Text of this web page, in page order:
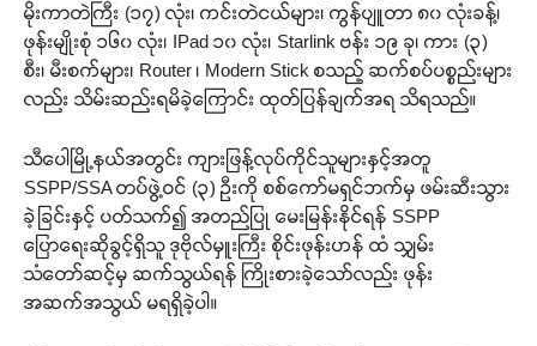
မိုးကာတဲကြီး (၁၇) လုံး၊ ကင်းတဲငယ်များ၊ ကွန်ပျူတာ ၈၀ လုံးခန့်၊
ဖုန်းမျိုးစုံ ၁၆၀ လုံး၊ IPad ၁၀ လုံး၊ Starlink ဗန်း ၁၉ ခု၊ ကား (၃)
စီး၊ မီးစက်များ၊ Router ၊ Modern Stick စသည့် ဆက်စပ်ပစ္စည်းများ
လည်း သိမ်းဆည်းရမိခဲ့ကြောင်း ထုတ်ပြန်ချက်အရ သိရသည်။
သီပေါမြို့နယ်အတွင်း ကျားဖြန့်လုပ်ကိုင်သူများနှင့်အတူ
SSPP/SSA တပ်ဖွဲ့ဝင် (၃) ဦးကို စစ်ကော်မရှင်ဘက်မှ ဖမ်းဆီးသွား
ခဲ့ခြင်းနှင့် ပတ်သက်၍ အတည်ပြု မေးမြန်းနိုင်ရန် SSPP
ပြောရေးဆိုခွင့်ရှိသူ ဒုဗိုလ်မှူးကြီး စိုင်းဖုန်းဟန် ထံ သျှမ်း
သံတော်ဆင့်မှ ဆက်သွယ်ရန် ကြိုးစားခဲ့သော်လည်း ဖုန်း
အဆက်အသွယ် မရရှိခဲ့ပါ။